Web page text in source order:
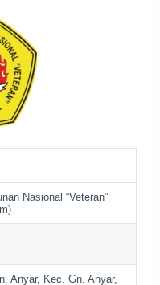
Nasional “Veteran”
Anyar, Kec. Gn. Anyar,